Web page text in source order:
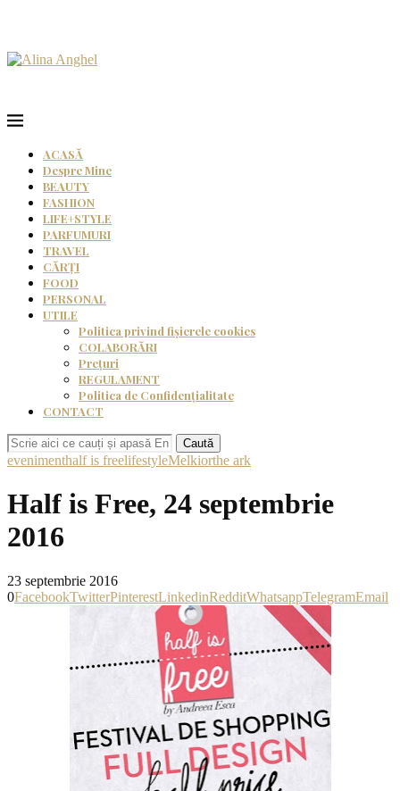
ACASĂ
Despre Mine
BEAUTY
FASHION
LIFE+STYLE
PARFUMURI
TRAVEL
CĂRȚI
FOOD
PERSONAL
UTILE
Politica privind fișierele cookies
COLABORĂRI
Prețuri
REGULAMENT
Politica de Confidențialitate
CONTACT
Caută
evenimenthalf is freelifestyleMelkiorthe ark
Half is Free, 24 septembrie
2016
23 septembrie 2016
0FacebookTwitterPinterestLinkedinRedditWhatsappTelegramEmail